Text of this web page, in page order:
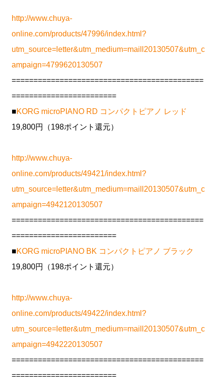
http://www.chuya-
online.com/products/47996/index.html?
utm_source=letter&utm_medium=maill20130507&utm_c
ampaign=4799620130507
============================================
========================
■KORG microPIANO RD コンパクトピアノ レッド
19,800円（198ポイント還元）
http://www.chuya-
online.com/products/49421/index.html?
utm_source=letter&utm_medium=maill20130507&utm_c
ampaign=4942120130507
============================================
========================
■KORG microPIANO BK コンパクトピアノ ブラック
19,800円（198ポイント還元）
http://www.chuya-
online.com/products/49422/index.html?
utm_source=letter&utm_medium=maill20130507&utm_c
ampaign=4942220130507
============================================
========================